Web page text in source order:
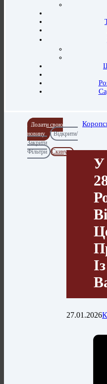
Додати свою
новину
Відкрити/
Закрити
Фільтри
Скинути
У
Із
27.01.2026